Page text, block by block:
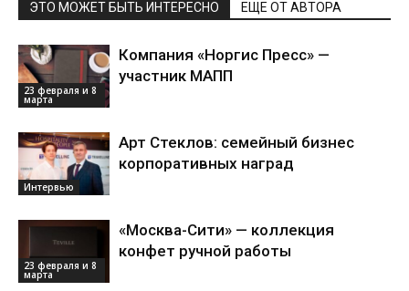
ЭТО МОЖЕТ БЫТЬ ИНТЕРЕСНО ЕЩЕ ОТ АВТОРА
23 февраля и 8
марта
Компания «Норгис Пресс» —
участник МАПП
Интервью
Арт Стеклов: семейный бизнес
корпоративных наград
23 февраля и 8
марта
«Москва-Сити» — коллекция
конфет ручной работы